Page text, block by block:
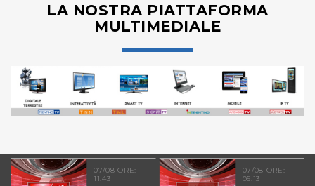
LA NOSTRA PIATTAFORMA
MULTIMEDIALE
07/08 ORE:
11.43
07/08 ORE:
05.13